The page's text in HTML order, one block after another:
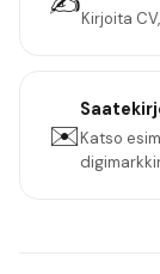
Kirjoita
✉️Katso